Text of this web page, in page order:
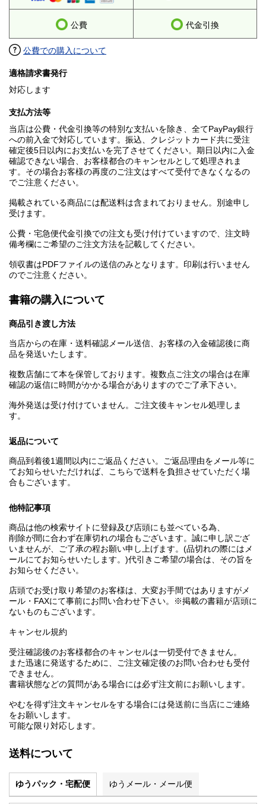
公費 代金引換
公費での購入について
適格請求書発行
対応します
支払方法等
当店は公費・代金引換等の特別な支払いを除き、全てPayPay銀行
への前入金で対応しています。振込、クレジットカード共に受注
確定後5日以内にお支払いを完了させてください。期日以内に入金
確認できない場合、お客様都合のキャンセルとして処理されま
す。その場合お客様の再度のご注文はすべて受付できなくなるの
でご注意ください。
掲載されている商品には配送料は含まれておりません。別途申し
受けます。
公費・宅急便代金引換での注文も受け付けていますので、注文時
備考欄にご希望のご注文方法を記載してください。
領収書はPDFファイルの送信のみとなります。印刷は行いません
のでご注意ください。
書籍の購入について
商品引き渡し方法
当店からの在庫・送料確認メール送信、お客様の入金確認後に商
品を発送いたします。
複数店舗にて本を保管しております。複数点ご注文の場合は在庫
確認の返信に時間がかかる場合がありますのでご了承下さい。
海外発送は受け付けていません。ご注文後キャンセル処理しま
す。
返品について
商品到着後1週間以内にご返品ください。ご返品理由をメール等に
てお知らせいただければ、こちらで送料を負担させていただく場
合もございます。
他特記事項
商品は他の検索サイトに登録及び店頭にも並べている為、
削除が間に合わず在庫切れの場合もございます。誠に申し訳ござ
いませんが、ご了承の程お願い申し上げます。(品切れの際にはメ
ールにてお知らせいたします。)代引きご希望の場合は、その旨を
お知らせください。
店頭でお受け取り希望のお客様は、大変お手間ではありますがメ
ール・FAXにて事前にお問い合わせ下さい。※掲載の書籍が店頭に
ないものもございます。
キャンセル規約
受注確認後のお客様都合のキャンセルは一切受付できません。
また迅速に発送するために、ご注文確定後のお問い合わせも受付
できません。
書籍状態などの質問がある場合には必ず注文前にお願いします。
やむを得ず注文キャンセルをする場合には発送前に当店にご連絡
をお願いします。
可能な限り対応します。
送料について
ゆうパック・宅配便 ゆうメール・メール便